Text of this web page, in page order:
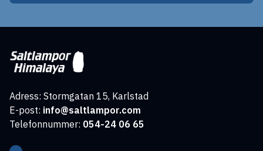
Adress: Stormgatan 15, Karlstad
E-post: info@saltlampor.com
Telefonnummer: 054-24 06 65